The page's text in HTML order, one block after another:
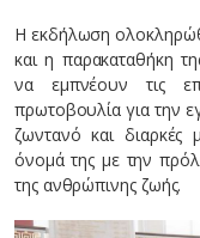
Η εκδήλωση
και η παρακαταθήκη
να εμπνέουν τις
πρωτοβουλία για την
ζωντανό και διαρκές
όνομά της με την
της ανθρώπινης ζωής.